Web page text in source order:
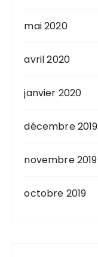
mai 2020
avril 2020
janvier 2020
décembre 2019
novembre 2019
octobre 2019